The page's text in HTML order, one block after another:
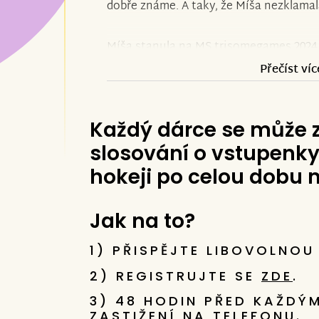
dobře známe. A taky, že Míša
Míša stanula na MS trisomegames
stupni vítězů společně s Italkou Nicole
disciplínách (běh na 60m, skok daleký,
Česká federace sportovců s
organizátorů dostává na pozice, které
prestižních soutěží!
Není divu, že jejich maminku a
štěstí! „Už tu hodinu brečím. Atletika
je úžasná , neznám poctivější,
jsou oni,“ sdělila nám s obrovským
Přečíst
Každý dárce se může
slosování o
hokeji po celou dobu
Jak na to?
1) PŘISPĚJTE
2) REGISTRUJTE SE ZDE .
3) 48 HODIN PŘED